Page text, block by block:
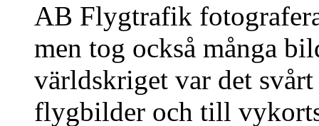
AB Flygtrafik
men tog också många
världskriget var det
flygbilder och till